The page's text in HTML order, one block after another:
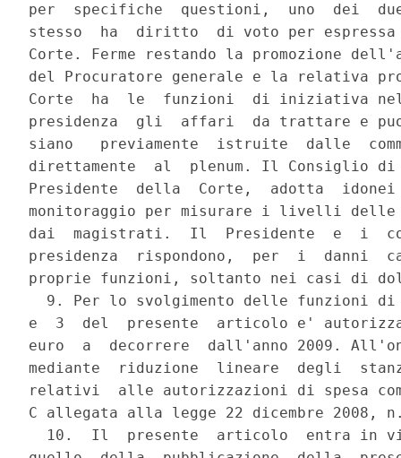
per  specifiche  questioni,  uno  dei
stesso  ha  diritto  di voto per espressa
Corte. Ferme restando la promozione
del Procuratore generale e la relativa
Corte  ha  le  funzioni  di iniziativa
presidenza  gli  affari  da trattare e
siano   previamente  istruite  dalle
direttamente  al  plenum. Il Consiglio di
Presidente  della  Corte,  adotta
monitoraggio per misurare i livelli
dai  magistrati.  Il  Presidente  e  i
presidenza  rispondono,  per  i  danni
proprie funzioni, soltanto nei casi di
9. Per lo svolgimento delle funzioni
e  3  del  presente  articolo e'
euro  a  decorrere  dall'anno 2009.
mediante  riduzione  lineare  degli
relativi  alle autorizzazioni di spesa
C allegata alla legge 22 dicembre 2008,
10.  Il  presente  articolo  entra in